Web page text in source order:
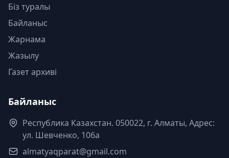
Біз туралы
Байланыс
Жарнама
Жазылу
Газет архиві
Байланыс
Республика Казахстан. 050022, г. Алматы, Адрес:
ул. Шевченко, 106а
almatyaqparat@gmail.com